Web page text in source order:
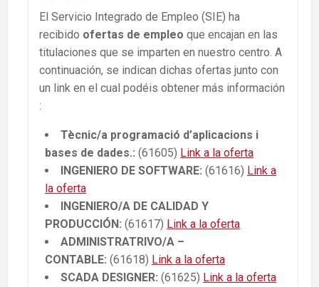
El Servicio Integrado de Empleo (SIE) ha
recibido ofertas de empleo que encajan en las
titulaciones que se imparten en nuestro centro. A
continuación, se indican dichas ofertas junto con
un link en el cual podéis obtener más información
:
Tècnic/a programació d’aplicacions i
bases de dades.: (61605) Link a la oferta
INGENIERO DE SOFTWARE: (61616) Link a
la oferta
INGENIERO/A DE CALIDAD Y
PRODUCCIÓN: (61617) Link a la oferta
ADMINISTRATRIVO/A –
CONTABLE: (61618) Link a la oferta
SCADA DESIGNER: (61625) Link a la oferta